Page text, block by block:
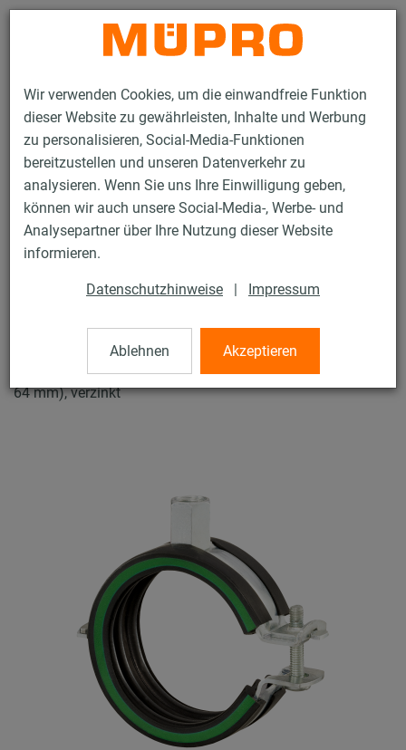
Wir verwenden Cookies, um die einwandfreie Funktion
dieser Website zu gewährleisten, Inhalte und Werbung
zu personalisieren, Social-Media-Funktionen
bereitzustellen und unseren Datenverkehr zu
analysieren. Wenn Sie uns Ihre Einwilligung geben,
können wir auch unsere Social-Media-, Werbe- und
Analysepartner über Ihre Nutzung dieser Website
informieren.
Datenschutzhinweise | Impressum
Ablehnen Akzeptieren
Kontakt
Produkte Befestigungstechnik
Schallschutz
Rohrschellen mit Schalldämmung
OPTIMAL Junior®
OPTIMAL Junior®
OPTIMAL Junior® DÄMMGULAST® grün, M8/M10, 2" (59-
64 mm), verzinkt